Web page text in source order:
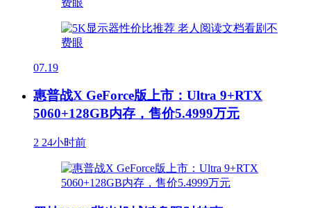
07.19
惠普战X GeForce版上市：Ultra 9+RTX
5060+128GB内存，售价5.4999万元
2 24小时前